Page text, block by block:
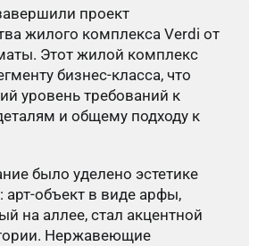
проект
жилого комплекса Verdi от
Этот жилой комплекс
бизнес-класса, что
уровень требований к
и общему подходу к
было уделено эстетике
арт-объект в виде арфы,
на аллее, стал акцентной
Нержавеющие